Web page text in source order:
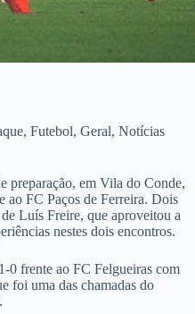
, Futebol, Geral, Notícias
preparação, em Vila do Conde,
ao FC Paços de Ferreira. Dois
Luís Freire, que aproveitou a
nestes dois encontros.
0 frente ao FC Felgueiras com
foi uma das chamadas do